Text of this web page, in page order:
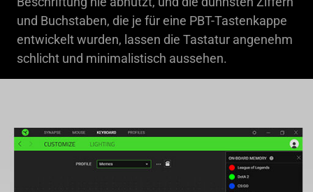
und Buchstaben, die je für eine PBT-Tastenkappe
entwickelt wurden, lassen die Tastatur angenehm
schlicht und minimalistisch aussehen.